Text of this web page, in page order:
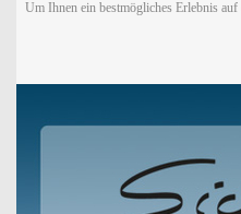
Um Ihnen ein bestmögliches Erlebnis